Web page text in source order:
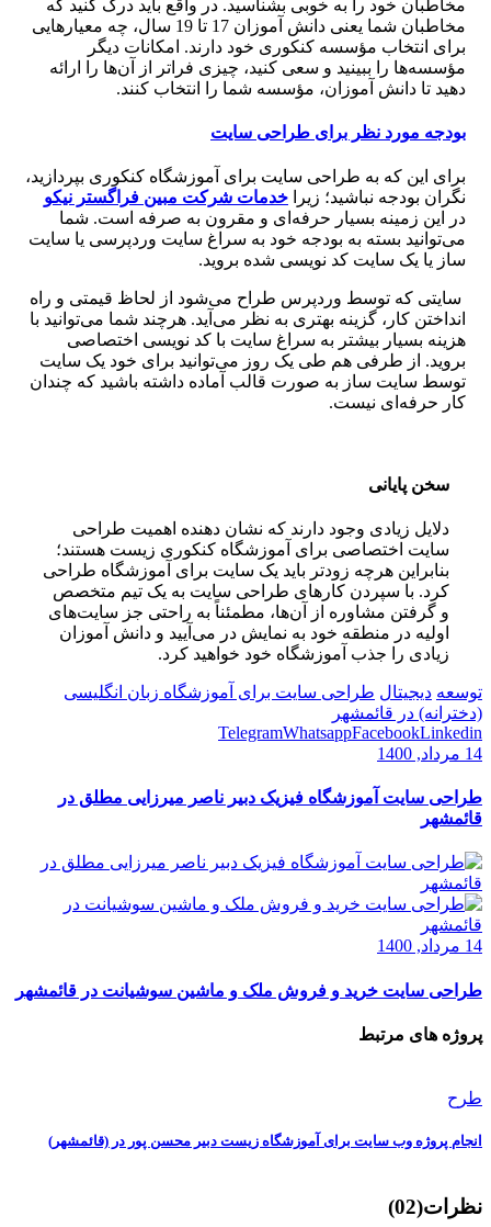
مخاطبان خود را به خوبی بشناسید. در واقع باید درک کنید که
مخاطبان شما یعنی دانش آموزان 17 تا 19 سال، چه معیارهایی
برای انتخاب مؤسسه کنکوری خود دارند. امکانات دیگر
مؤسسه‌ها را ببینید و سعی کنید، چیزی فراتر از آن‌ها را ارائه
دهید تا دانش آموزان، مؤسسه شما را انتخاب کنند.
بودجه مورد نظر برای طراحی سایت
برای این که به طراحی سایت برای آموزشگاه کنکوری بپردازید،
نگران بودجه نباشید؛ زیرا
خدمات شرکت مبین فراگستر نیکو
در این زمینه بسیار حرفه‌ای و مقرون به صرفه است. شما
می‌توانید بسته به بودجه خود به سراغ سایت وردپرسی یا سایت
ساز یا یک سایت کد نویسی شده بروید.
سایتی که توسط وردپرس طراح می‌شود از لحاظ قیمتی و راه
انداختن کار، گزینه بهتری به نظر می‌آید. هرچند شما می‌توانید با
هزینه بسیار بیشتر به سراغ سایت با کد نویسی اختصاصی
بروید. از طرفی هم طی یک روز می‌توانید برای خود یک سایت
توسط سایت ساز به صورت قالب آماده داشته باشید که چندان
کار حرفه‌ای نیست.
سخن پایانی
دلایل زیادی وجود دارند که نشان دهنده اهمیت طراحی
سایت اختصاصی برای آموزشگاه کنکوری زیست هستند؛
بنابراین هرچه زودتر باید یک سایت برای آموزشگاه طراحی
کرد. با سپردن کارهای طراحی سایت به یک تیم متخصص
و گرفتن مشاوره از آن‌ها، مطمئناً به راحتی جز سایت‌های
اولیه در منطقه خود به نمایش در می‌آیید و دانش آموزان
زیادی را جذب آموزشگاه خود خواهید کرد.
توسعه دیجیتال طراحی سایت برای آموزشگاه زبان انگلیسی
(دخترانه) در قائمشهر
TelegramWhatsappFacebookLinkedin
14 مرداد, 1400
طراحی سایت آموزشگاه فیزیک دبیر ناصر میرزایی مطلق در
قائمشهر
14 مرداد, 1400
طراحی سایت خرید و فروش ملک و ماشین سوشیانت در قائمشهر
پروژه های مرتبط
طرح
انجام پروژه وب سایت برای آموزشگاه زیست دبیر محسن پور در (قائمشهر)
نظرات(02)